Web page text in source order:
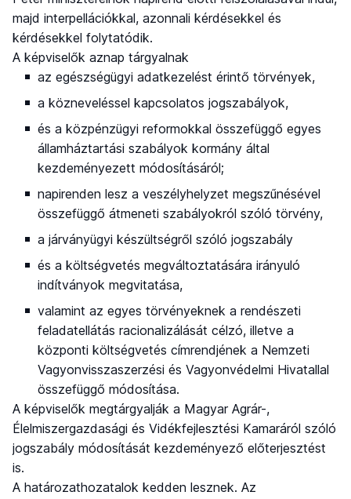
majd interpellációkkal, azonnali kérdésekkel és
kérdésekkel folytatódik.
A képviselők aznap tárgyalnak
az egészségügyi adatkezelést érintő törvények,
a közneveléssel kapcsolatos jogszabályok,
és a közpénzügyi reformokkal összefüggő egyes
államháztartási szabályok kormány által
kezdeményezett módosításáról;
napirenden lesz a veszélyhelyzet megszűnésével
összefüggő átmeneti szabályokról szóló törvény,
a járványügyi készültségről szóló jogszabály
és a költségvetés megváltoztatására irányuló
indítványok megvitatása,
valamint az egyes törvényeknek a rendészeti
feladatellátás racionalizálását célzó, illetve a
központi költségvetés címrendjének a Nemzeti
Vagyonvisszaszerzési és Vagyonvédelmi Hivatallal
összefüggő módosítása.
A képviselők megtárgyalják a Magyar Agrár-,
Élelmiszergazdasági és Vidékfejlesztési Kamaráról szóló
jogszabály módosítását kezdeményező előterjesztést
is.
A határozathozatalok kedden lesznek. Az